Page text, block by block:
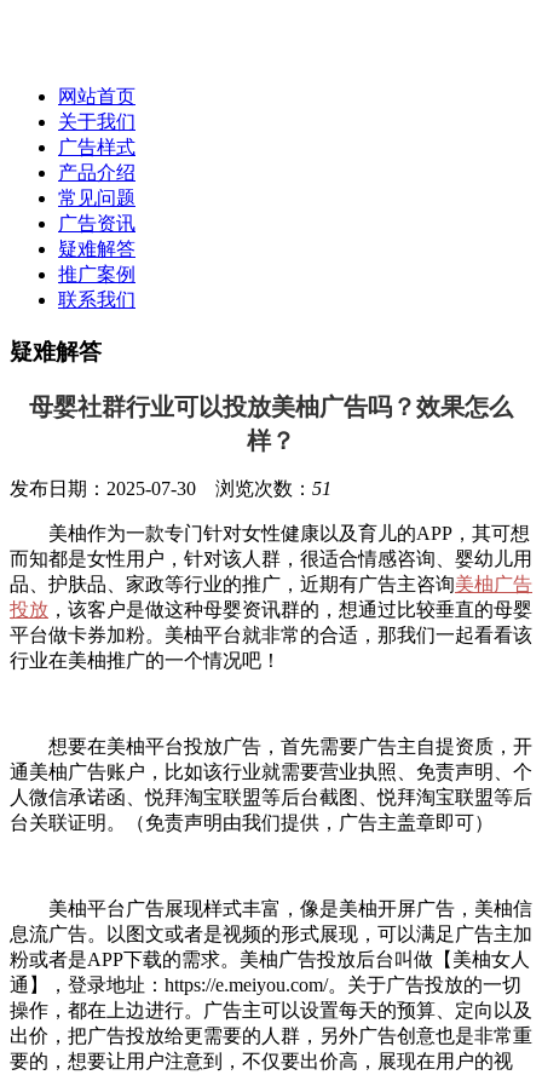
网站首页
关于我们
广告样式
产品介绍
常见问题
广告资讯
疑难解答
推广案例
联系我们
疑难解答
母婴社群行业可以投放美柚广告吗？效果怎么
样？
发布日期：2025-07-30 浏览次数： 51
美柚作为一款专门针对女性健康以及育儿的APP，其可想
而知都是女性用户，针对该人群，很适合情感咨询、婴幼儿用
品、护肤品、家政等行业的推广，近期有广告主咨询美柚广告
投放 ，该客户是做这种母婴资讯群的，想通过比较垂直的母婴
平台做卡券加粉。美柚平台就非常的合适，那我们一起看看该
行业在美柚推广的一个情况吧！
想要在美柚平台投放广告，首先需要广告主自提资质，开
通美柚广告账户，比如该行业就需要营业执照、免责声明、个
人微信承诺函、悦拜淘宝联盟等后台截图、悦拜淘宝联盟等后
台关联证明。（免责声明由我们提供，广告主盖章即可）
美柚平台广告展现样式丰富，像是美柚开屏广告，美柚信
息流广告。以图文或者是视频的形式展现，可以满足广告主加
粉或者是APP下载的需求。美柚广告投放后台叫做【美柚女人
通】，登录地址：https://e.meiyou.com/。关于广告投放的一切
操作，都在上边进行。广告主可以设置每天的预算、定向以及
出价，把广告投放给更需要的人群，另外广告创意也是非常重
要的，想要让用户注意到，不仅要出价高，展现在用户的视